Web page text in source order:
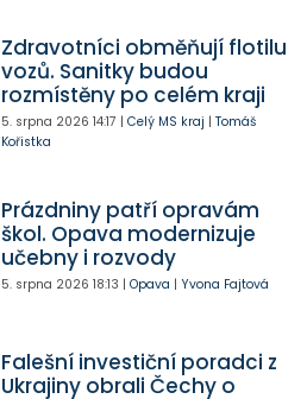
Zdravotníci obměňují flotilu
vozů. Sanitky budou
rozmístěny po celém kraji
5. srpna 2026 14:17 | Celý MS kraj | Tomáš
Kořistka
Prázdniny patří opravám
škol. Opava modernizuje
učebny i rozvody
5. srpna 2026 18:13 | Opava | Yvona Fajtová
Falešní investiční poradci z
Ukrajiny obrali Čechy o